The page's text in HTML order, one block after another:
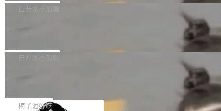
员工参与设立的专项资产管理计划。其中，Dee
获配9...
一个回归问题，该问题导致拉取镜像时会拒绝包
题，该问题可能导致在旧版 Linux 内核...
e 孵化器项目管理委员会（IPMC）投票中获得
P）！这一里程碑不仅标志着 Fluss 迈入新的发
白开水不加糖
长期停止内容更新，未能实现其作为“AI版维基百
提交的编辑请求也长期处于待处理状态。 Groki
白开水不加糖
是这样的：配 MessageSource 的 Bean、写 R
梅子酒好吃